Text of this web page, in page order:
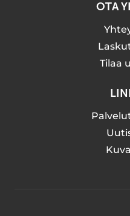
OTA
Tilaa